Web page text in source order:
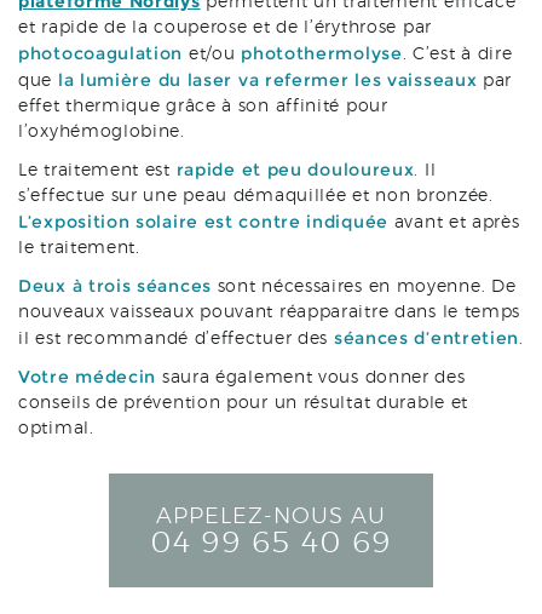
et rapide de la couperose et de l’érythrose par
photocoagulation et/ou photothermolyse. C’est à dire
que la lumière du laser va refermer les vaisseaux par
effet thermique grâce à son affinité pour
l’oxyhémoglobine.
Le traitement est rapide et peu douloureux. Il
s’effectue sur une peau démaquillée et non bronzée.
L’exposition solaire est contre indiquée avant et après
le traitement.
Deux à trois séances sont nécessaires en moyenne. De
nouveaux vaisseaux pouvant réapparaitre dans le temps
il est recommandé d’effectuer des séances d’entretien.
Votre médecin saura également vous donner des
conseils de prévention pour un résultat durable et
optimal.
APPELEZ-NOUS AU
04 99 65 40 69